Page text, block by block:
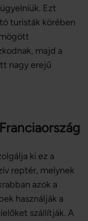
Ezt
turisták körében
majd a
nagy erejű
ki ez a
reptér, melynek
azok a
használják a
szállítják. A